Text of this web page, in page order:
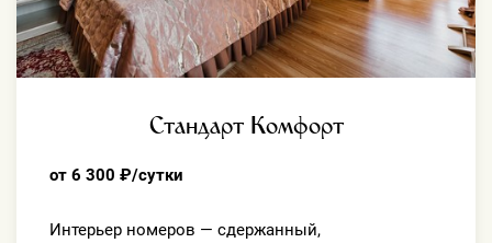
Стандарт Комфорт
от 6 300 ₽/сутки
Интерьер номеров — сдержанный,